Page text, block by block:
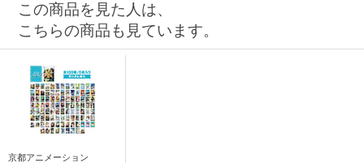
この商品を見た人は、
こちらの商品も見ています。
京都アニメーション